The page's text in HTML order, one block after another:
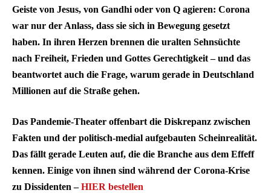
Geiste von Jesus, von Gandhi oder von Q agieren: Corona
war nur der Anlass, dass sie sich in Bewegung gesetzt
haben. In ihren Herzen brennen die uralten Sehnsüchte
nach Freiheit, Frieden und Gottes Gerechtigkeit – und das
beantwortet auch die Frage, warum gerade in Deutschland
Millionen auf die Straße gehen.
Das Pandemie-Theater offenbart die Diskrepanz zwischen
Fakten und der politisch-medial aufgebauten Scheinrealität.
Das fällt gerade Leuten auf, die die Branche aus dem Effeff
kennen. Einige von ihnen sind während der Corona-Krise
zu Dissidenten –HIER bestellen